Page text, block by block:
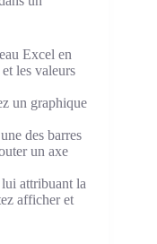
Excel en
les valeurs
un graphique
des barres
un axe
lui attribuant la
afficher et